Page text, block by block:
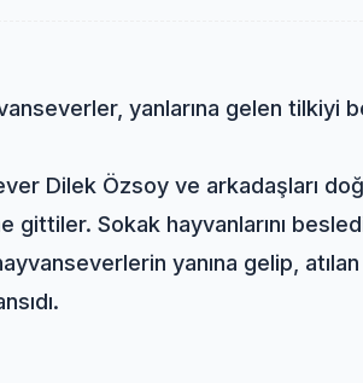
yanlarına gelen tilkiyi
Dilek Özsoy ve arkadaşları
gittiler. Sokak hayvanlarını
yanına gelip,